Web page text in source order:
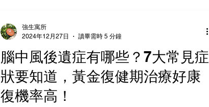
腦中風後遺症有哪些？7大常見症
狀要知道，黃金復健期治療好康
復機率高！
強生寓所
2024年12月27日
讀畢需時 5 分鐘